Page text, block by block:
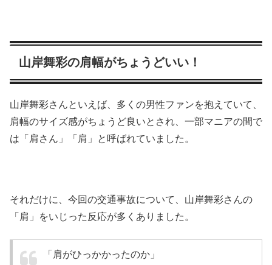
山岸舞彩の肩幅がちょうどいい！
山岸舞彩さんといえば、多くの男性ファンを抱えていて、
肩幅のサイズ感がちょうど良いとされ、一部マニアの間で
は「肩さん」「肩」と呼ばれていました。
それだけに、今回の交通事故について、山岸舞彩さんの
「肩」をいじった反応が多くありました。
「肩がひっかかったのか」